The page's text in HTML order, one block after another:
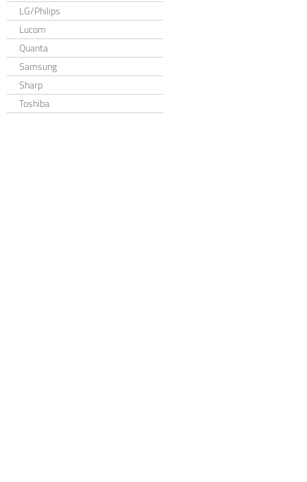
LG/Philips
Lucom
Quanta
Samsung
Sharp
Toshiba